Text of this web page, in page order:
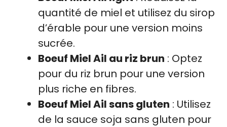
quantité de miel et utilisez du sirop
d’érable pour une version moins
sucrée.
Boeuf Miel Ail au riz brun : Optez
pour du riz brun pour une version
plus riche en fibres.
Boeuf Miel Ail sans gluten : Utilisez
de la sauce soja sans gluten pour